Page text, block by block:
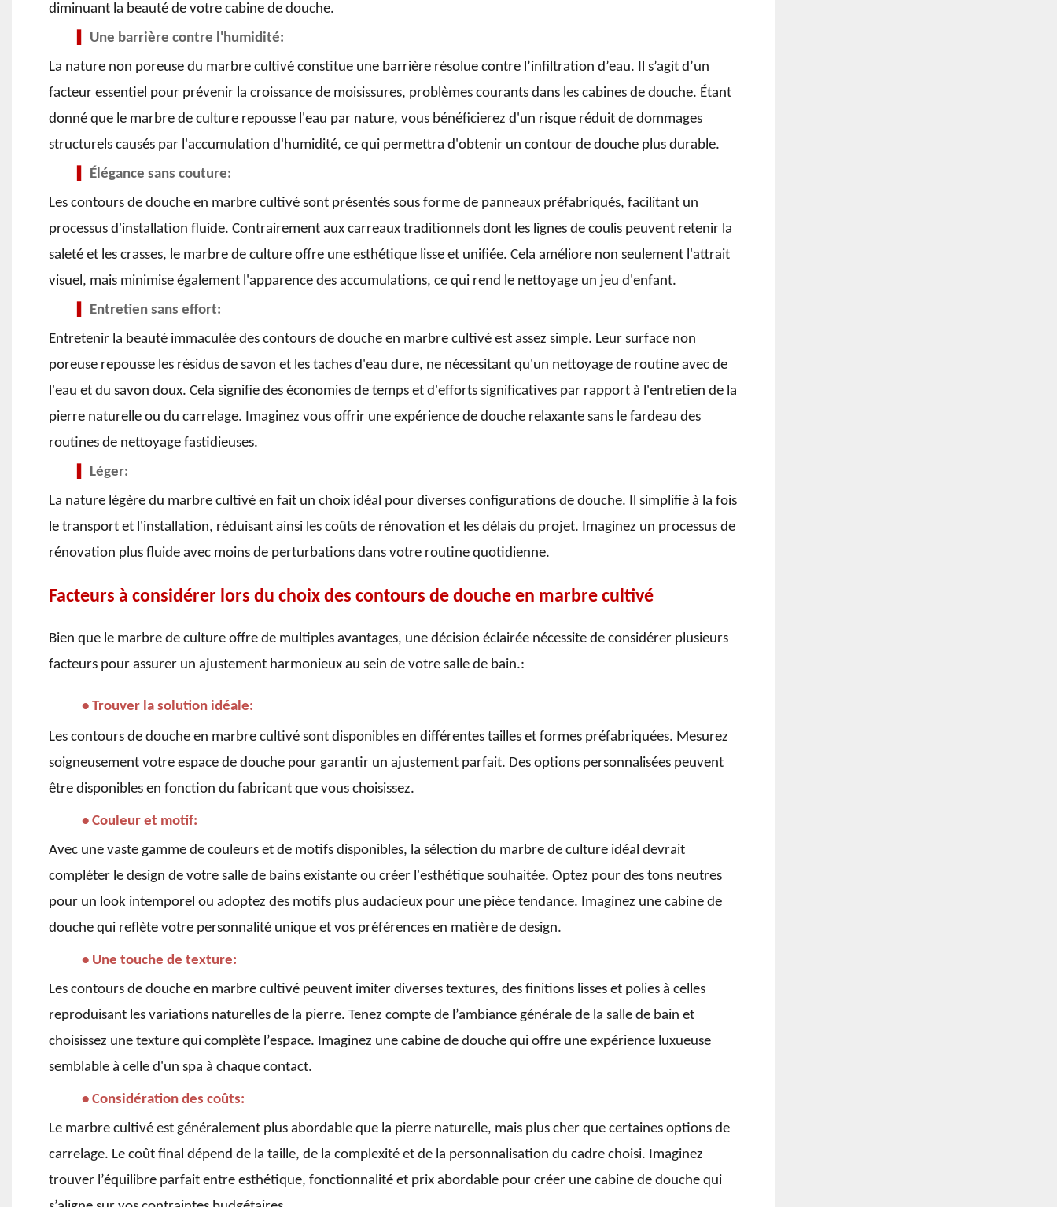
diminuant la beauté de votre cabine de douche.
Une barrière contre l'humidité:
La nature non poreuse du marbre cultivé constitue une barrière résolue contre l’infiltration d’eau. Il s’agit d’un
facteur essentiel pour prévenir la croissance de moisissures, problèmes courants dans les cabines de douche. Étant
donné que le marbre de culture repousse l'eau par nature, vous bénéficierez d'un risque réduit de dommages
structurels causés par l'accumulation d'humidité, ce qui permettra d'obtenir un contour de douche plus durable.
Élégance sans couture:
Les contours de douche en marbre cultivé sont présentés sous forme de panneaux préfabriqués, facilitant un
processus d'installation fluide. Contrairement aux carreaux traditionnels dont les lignes de coulis peuvent retenir la
saleté et les crasses, le marbre de culture offre une esthétique lisse et unifiée. Cela améliore non seulement l'attrait
visuel, mais minimise également l'apparence des accumulations, ce qui rend le nettoyage un jeu d'enfant.
Entretien sans effort:
Entretenir la beauté immaculée des contours de douche en marbre cultivé est assez simple. Leur surface non
poreuse repousse les résidus de savon et les taches d'eau dure, ne nécessitant qu'un nettoyage de routine avec de
l'eau et du savon doux. Cela signifie des économies de temps et d'efforts significatives par rapport à l'entretien de la
pierre naturelle ou du carrelage. Imaginez vous offrir une expérience de douche relaxante sans le fardeau des
routines de nettoyage fastidieuses.
Léger:
La nature légère du marbre cultivé en fait un choix idéal pour diverses configurations de douche. Il simplifie à la fois
le transport et l'installation, réduisant ainsi les coûts de rénovation et les délais du projet. Imaginez un processus de
rénovation plus fluide avec moins de perturbations dans votre routine quotidienne.
Facteurs à considérer lors du choix des contours de douche en marbre cultivé
Bien que le marbre de culture offre de multiples avantages, une décision éclairée nécessite de considérer plusieurs
facteurs pour assurer un ajustement harmonieux au sein de votre salle de bain.:
• Trouver la solution idéale:
Les contours de douche en marbre cultivé sont disponibles en différentes tailles et formes préfabriquées. Mesurez
soigneusement votre espace de douche pour garantir un ajustement parfait. Des options personnalisées peuvent
être disponibles en fonction du fabricant que vous choisissez.
• Couleur et motif:
Avec une vaste gamme de couleurs et de motifs disponibles, la sélection du marbre de culture idéal devrait
compléter le design de votre salle de bains existante ou créer l'esthétique souhaitée. Optez pour des tons neutres
pour un look intemporel ou adoptez des motifs plus audacieux pour une pièce tendance. Imaginez une cabine de
douche qui reflète votre personnalité unique et vos préférences en matière de design.
• Une touche de texture:
Les contours de douche en marbre cultivé peuvent imiter diverses textures, des finitions lisses et polies à celles
reproduisant les variations naturelles de la pierre. Tenez compte de l’ambiance générale de la salle de bain et
choisissez une texture qui complète l’espace. Imaginez une cabine de douche qui offre une expérience luxueuse
semblable à celle d'un spa à chaque contact.
• Considération des coûts:
Le marbre cultivé est généralement plus abordable que la pierre naturelle, mais plus cher que certaines options de
carrelage. Le coût final dépend de la taille, de la complexité et de la personnalisation du cadre choisi. Imaginez
trouver l’équilibre parfait entre esthétique, fonctionnalité et prix abordable pour créer une cabine de douche qui